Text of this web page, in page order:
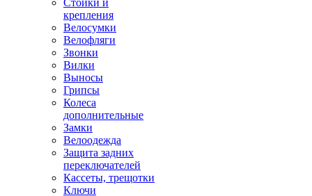
Стойки и
крепления
Велосумки
Велофляги
Звонки
Вилки
Выносы
Грипсы
Колеса
дополнительные
Замки
Велоодежда
Защита задних
переключателей
Кассеты, трещотки
Ключи